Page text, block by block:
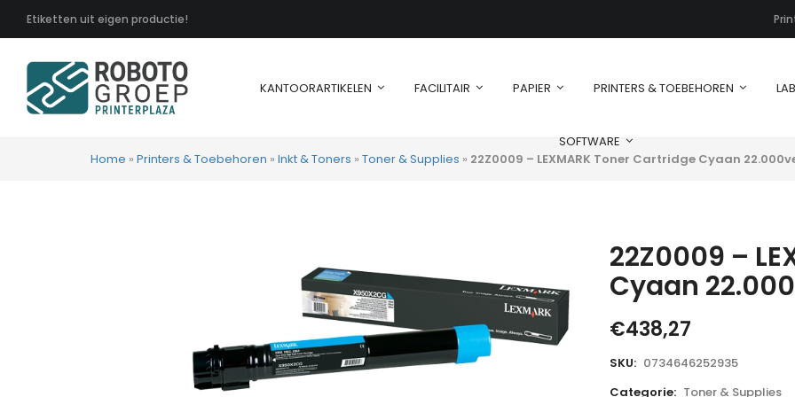
Etiketten uit eigen productie!
KANTOORARTIKELEN FACILITAIR PAPIER PRINTERS & TOEBEHOREN
SOFTWARE
Home » Printers & Toebehoren » Inkt & Toners » Toner & Supplies » 22Z0009 – LEXMARK Toner Cartridge Cyaan
22Z0009 –
Cyaan
€438,27
SKU: 0734646252935
Categorie: Toner & Supplies